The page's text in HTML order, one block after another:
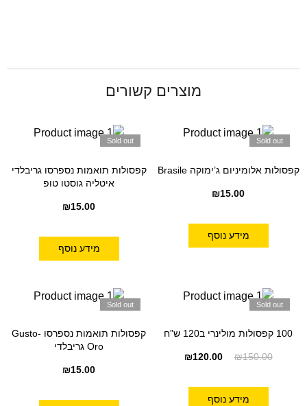
מוצרים קשורים
Sold out
קפסולות אלומיניום ג’ימוקה Brasile
₪15.00
מידע נוסף
Sold out
קפסולות תואמות נספרסו גריבלדי
איטליה גוסטו טופ
₪15.00
מידע נוסף
Sold out
100 קפסולות מולינרי ב120 ש”ח
₪150.00
₪120.00
מידע נוסף
Sold out
קפסולות תואמות נספרסו -Gusto
Oro גריבלדי
₪15.00